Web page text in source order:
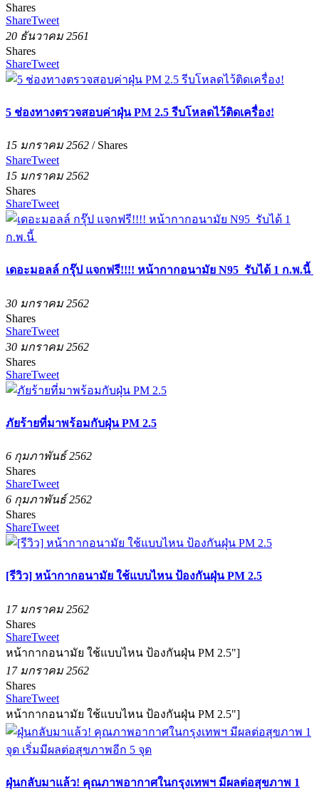
Shares
ShareTweet
20 ธันวาคม 2561
Shares
ShareTweet
5 ช่องทางตรวจสอบค่าฝุ่น PM 2.5 รีบโหลดไว้ติดเครื่อง!
15 มกราคม 2562 / Shares
ShareTweet
15 มกราคม 2562
Shares
ShareTweet
เดอะมอลล์ กรุ๊ป แจกฟรี!!!! หน้ากากอนามัย N95 รับได้ 1 ก.พ.นี้
30 มกราคม 2562
Shares
ShareTweet
30 มกราคม 2562
Shares
ShareTweet
ภัยร้ายที่มาพร้อมกับฝุ่น PM 2.5
6 กุมภาพันธ์ 2562
Shares
ShareTweet
6 กุมภาพันธ์ 2562
Shares
ShareTweet
[รีวิว] หน้ากากอนามัย ใช้แบบไหน ป้องกันฝุ่น PM 2.5
17 มกราคม 2562
Shares
ShareTweet
หน้ากากอนามัย ใช้แบบไหน ป้องกันฝุ่น PM 2.5"]
17 มกราคม 2562
Shares
ShareTweet
หน้ากากอนามัย ใช้แบบไหน ป้องกันฝุ่น PM 2.5"]
ฝุ่นกลับมาแล้ว! คุณภาพอากาศในกรุงเทพฯ มีผลต่อสุขภาพ 1